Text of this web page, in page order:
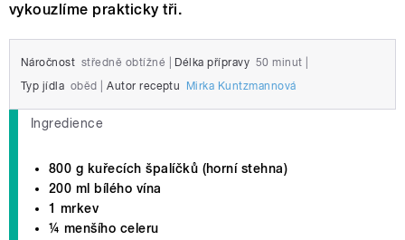
vykouzlíme prakticky tři.
Náročnost středně obtížné Délka přípravy 50 minut
Typ jídla oběd Autor receptu Mirka Kuntzmannová
Ingredience
800 g kuřecích špalíčků (horní stehna)
200 ml bílého vína
1 mrkev
¼ menšího celeru